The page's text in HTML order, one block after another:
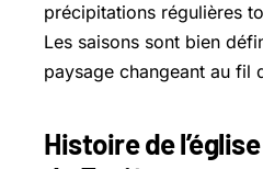
précipitations régulières
Les saisons sont bien
paysage changeant au fil
Histoire de